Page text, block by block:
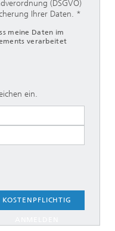
(DSGVO)
Ihrer Daten.
meine Daten im
verarbeitet
ein.
KOSTENPFLICHTIG